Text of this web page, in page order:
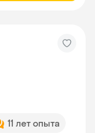
11 лет опыта